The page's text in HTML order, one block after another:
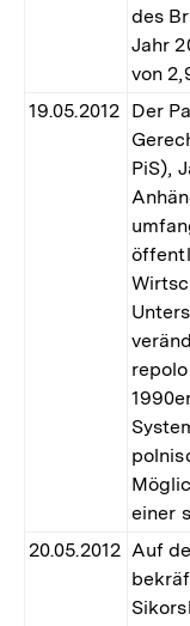
des
Jahr
von
19.05.2012 Der
PiS),
einer
20.05.2012 Auf